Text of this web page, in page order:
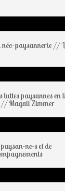
néo-paysannerie //
luttes paysannes en
// Magali Zimmer
ne-s et de